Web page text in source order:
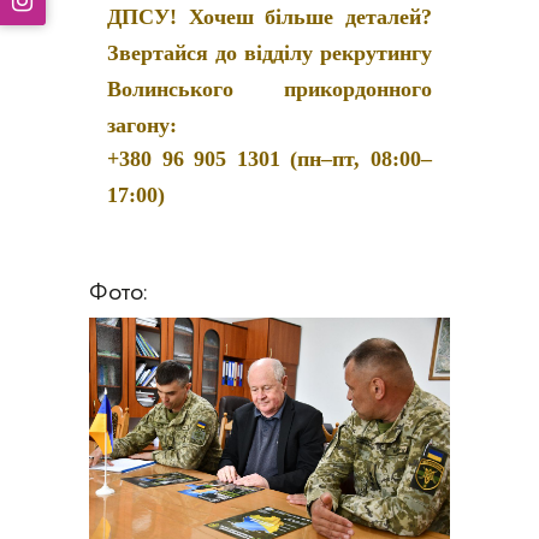
ДПСУ! Хочеш більше деталей?
Звертайся до відділу рекрутингу
Волинського прикордонного
загону:
+380 96 905 1301 (пн–пт, 08:00–
17:00)
Фото: